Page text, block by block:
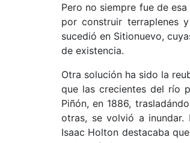
Pero no siempre fue de
por construir terraplenes
sucedió en Sitionuevo,
de existencia.
Otra solución ha sido la
que las crecientes del río
Piñón, en 1886,
otras, se volvió a inundar.
Isaac Holton destacaba